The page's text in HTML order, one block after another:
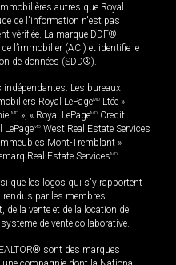
autres que Royal
de l'information n'est pas
vérifiée. La marque DDF®
l’immobilier (ACI) et identifie le
de données (SDD®).
Les bureaux
Royal LePageMD Ltée »,
MD », « Royal LePageMD Credit
LePageMD West Real Estate Services
Mont-Tremblant »
Real Estate ServicesMD
que les logos qui s'y rapportent
par les membres
de la vente et de la location de
de vente collaborative.
sont des marques